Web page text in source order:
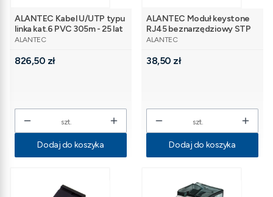
ALANTEC Kabel U/UTP typu
linka kat.6 PVC 305m - 25 lat
gwarancji
PRODUCENT
ALANTEC
Cena
826,50 zł
szt.
Dodaj do koszyka
ALANTEC Moduł keystone
RJ45 beznarzędziowy STP
kat.6A PoE+
PRODUCENT
ALANTEC
Cena
38,50 zł
szt.
Dodaj do koszyka